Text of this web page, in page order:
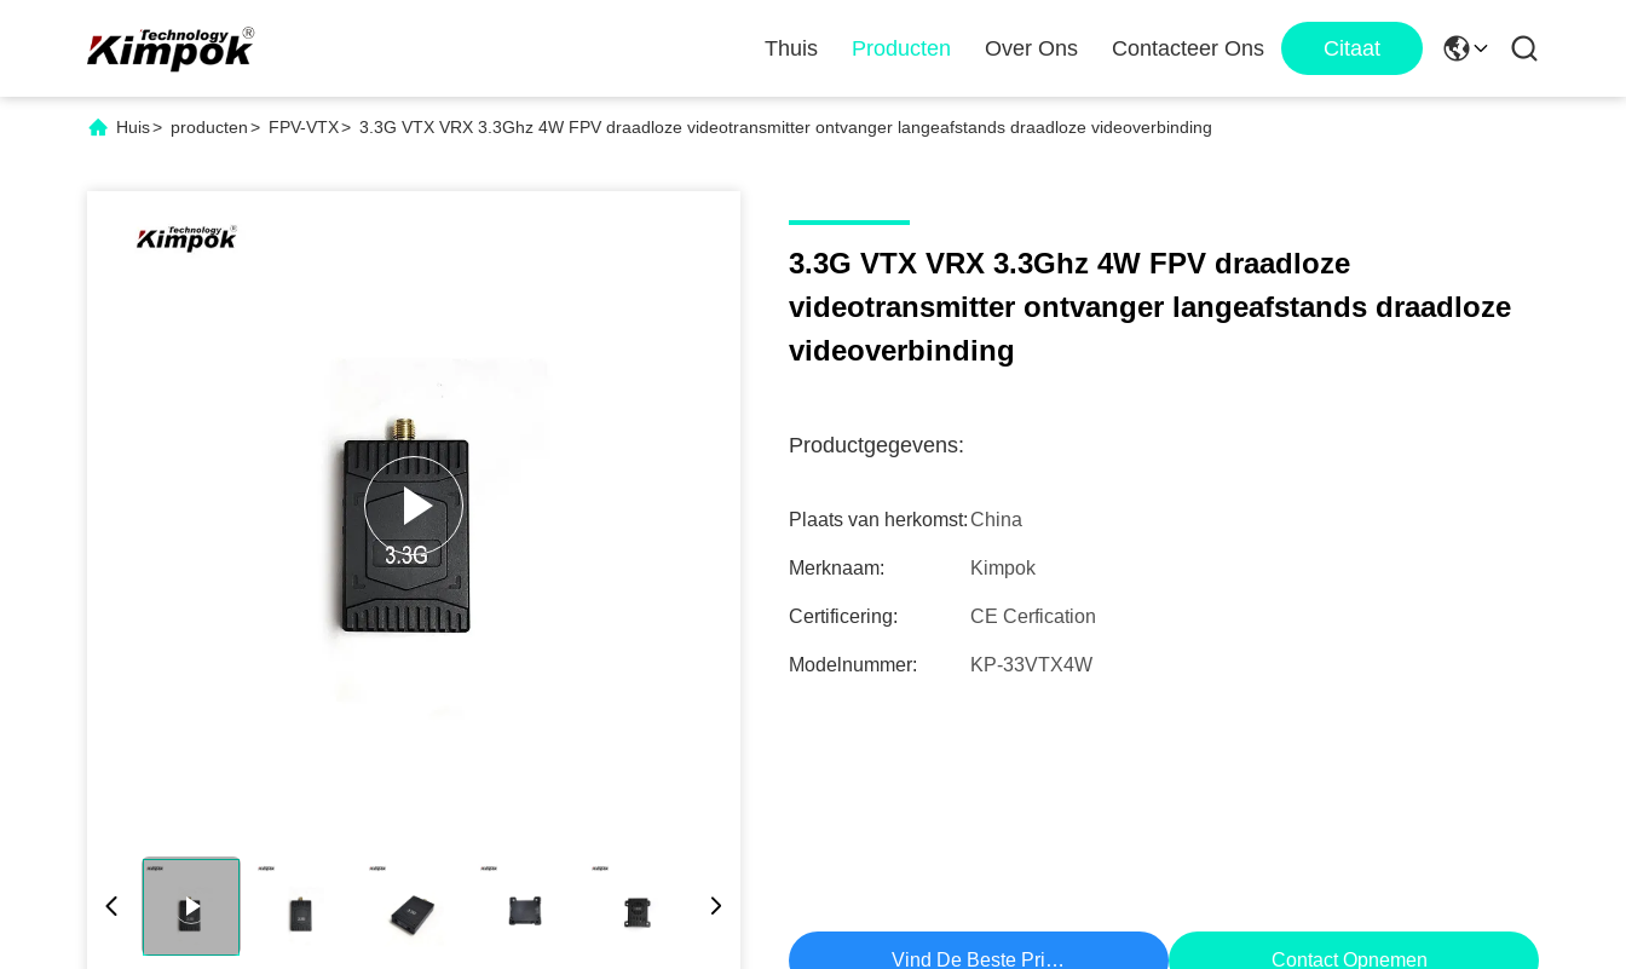
Thuis Producten Over Ons Contacteer Ons Citaat
Huis> producten> FPV-VTX> 3.3G VTX VRX 3.3Ghz 4W FPV draadloze videotransmitter ontvanger langeafstands draadloze videoverbinding
3.3G VTX VRX 3.3Ghz 4W FPV draadloze
videotransmitter ontvanger langeafstands draadloze
videoverbinding
Productgegevens:
Plaats van herkomst:China
Merknaam: Kimpok
Certificering: CE Cerfication
Modelnummer: KP-33VTX4W
Vind De Beste Prijs Contact Opnemen